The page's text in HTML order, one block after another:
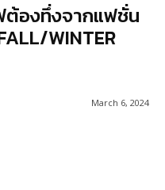
องทึ่งจากแฟชั่น
WINTER
March 6, 2024